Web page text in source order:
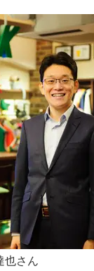
さん